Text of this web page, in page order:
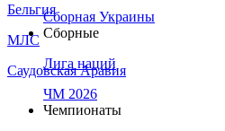
Бельгия
МЛС
Саудовская Аравия
Сборная Украины
Сборные
Лига наций
ЧМ 2026
Чемпионаты